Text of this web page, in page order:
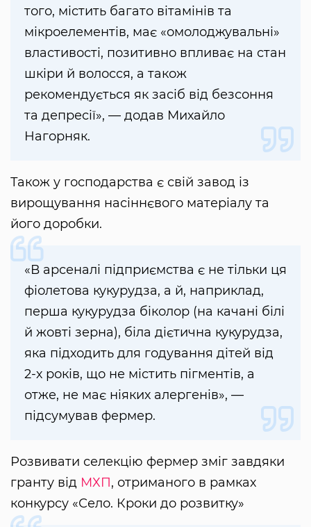
того, містить багато вітамінів та
мікроелементів, має «омолоджувальні»
властивості, позитивно впливає на стан
шкіри й волосся, а також
рекомендується як засіб від безсоння
та депресії», — додав Михайло
Нагорняк.
Також у господарства є свій завод із
вирощування насіннєвого матеріалу та
його доробки.
«В арсеналі підприємства є не тільки ця
фіолетова кукурудза, а й, наприклад,
перша кукурудза біколор (на качані білі
й жовті зерна), біла дієтична кукурудза,
яка підходить для годування дітей від
2-х років, що не містить пігментів, а
отже, не має ніяких алергенів», —
підсумував фермер.
Розвивати селекцію фермер зміг завдяки
гранту від МХП, отриманого в рамках
конкурсу «Село. Кроки до розвитку»